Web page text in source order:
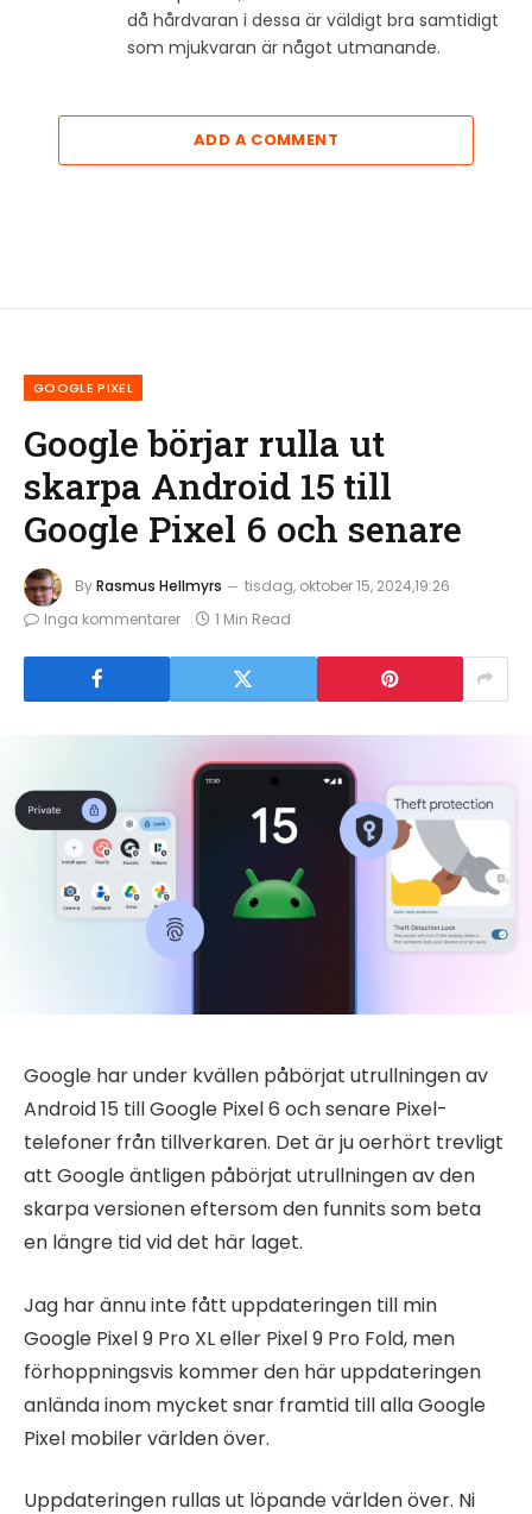
då hårdvaran i dessa är väldigt bra samtidigt
som mjukvaran är något utmanande.
ADD A COMMENT
GOOGLE PIXEL
Google börjar rulla ut
skarpa Android 15 till
Google Pixel 6 och senare
ByRasmus Hellmyrs
tisdag, oktober 15, 2024,19:26
Inga kommentarer
1 Min Read
Google har under kvällen påbörjat utrullningen av
Android 15 till Google Pixel 6 och senare Pixel-
telefoner från tillverkaren. Det är ju oerhört trevligt
att Google äntligen påbörjat utrullningen av den
skarpa versionen eftersom den funnits som beta
en längre tid vid det här laget.
Jag har ännu inte fått uppdateringen till min
Google Pixel 9 Pro XL eller Pixel 9 Pro Fold, men
förhoppningsvis kommer den här uppdateringen
anlända inom mycket snar framtid till alla Google
Pixel mobiler världen över.
Uppdateringen rullas ut löpande världen över. Ni